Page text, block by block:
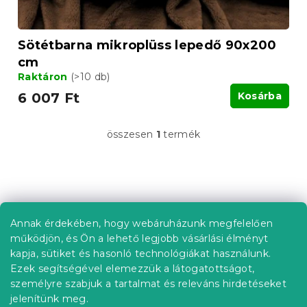
Annak érdekében, hogy webáruházunk megfelelően
működjön, és Ön a lehető legjobb vásárlási élményt
kapja, sütiket és hasonló technológiákat használunk.
Ezek segítségével elemezzük a látogatottságot,
személyre szabjuk a tartalmat és releváns hirdetéseket
jelenítünk meg.
Sötétbarna mikroplüss lepedő 90x200
cm
Raktáron (>10 db)
6 007 Ft Kosárba
L
i
r
á
n
y
í
t
összesen 1 termék
á
Információ az Ön számára
Rendelés követése
Szállítási lehetőségek
Fizetési lehetőségek
Reklamáció és áruvisszaküldés